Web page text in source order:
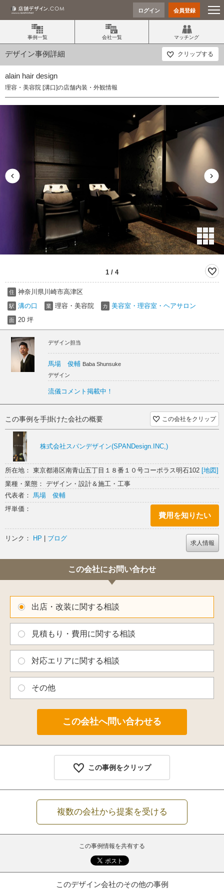
ログイン 会員登録
事例一覧 会社一覧 マッチング
デザイン事例詳細 クリップする
alain hair design
理容・美容院 [溝口]の店舗内装・外観情報
1 / 4
住 神奈川県川崎市高津区
駅 溝の口 業 理容・美容院 カ 美容室・理容室・ヘアサロン
面 20 坪
デザイン担当
馬場 俊輔 Baba Shunsuke
デザイン
流儀コメント掲載中！
この事例を手掛けた会社の概要 この会社をクリップ
株式会社スパンデザイン(SPANDesign.INC,)
所在地： 東京都港区南青山五丁目１８番１０号コーポラス明石102 [地図]
業種・業態： デザイン・設計＆施工・工事
代表者： 馬場 俊輔
坪単価：
費用を知りたい
リンク： HP | ブログ
求人情報
この会社にお問い合わせ
出店・改装に関する相談
見積もり・費用に関する相談
対応エリアに関する相談
その他
この事例をクリップ
複数の会社から提案を受ける
この事例情報を共有する
このデザイン会社のその他の事例